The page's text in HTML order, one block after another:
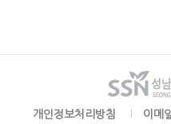
개인정보처리방침 이메